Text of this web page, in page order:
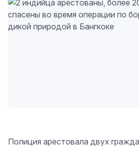
Полиция арестовала двух